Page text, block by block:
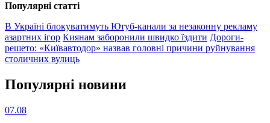
Популярнi статтi
В Україні блокуватимуть Ютуб-канали за незаконну рекламу
азартних ігор Киянам заборонили швидко їздити Дороги-
решето: «Київавтодор» назвав головні причини руйнування
столичних вулиць
Популярнi новини
07.08